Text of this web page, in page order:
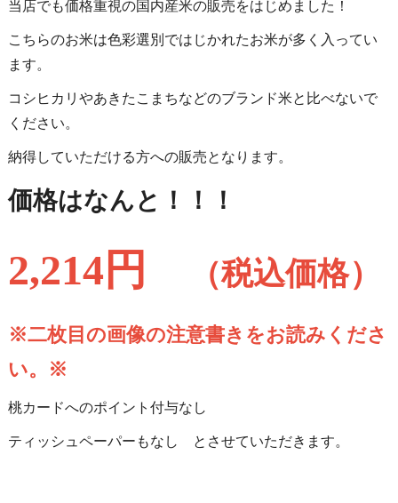
当店でも価格重視の国内産米の販売をはじめました！
こちらのお米は色彩選別ではじかれたお米が多く入ってい
ます。
コシヒカリやあきたこまちなどのブランド米と比べないで
ください。
納得していただける方への販売となります。
価格はなんと！！！
2,214 円 （税込価格）
※二枚目の画像の注意書きをお読みくださ
い。※
桃カードへのポイント付与なし
ティッシュペーパーもなし とさせていただきます。